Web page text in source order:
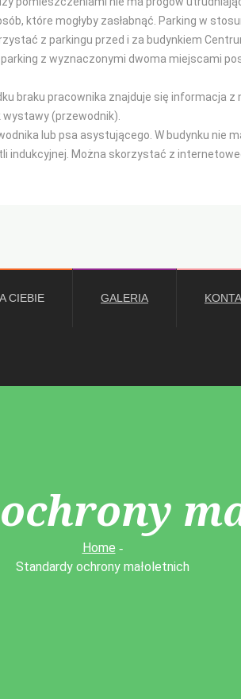
które mogłyby zasłabnąć. Parking w
z parkingu przed i za budynkiem
z wyznaczonymi dwoma miejscami
braku pracownika znajduje się informacja
(przewodnik).
lub psa asystującego. W budynku nie
indukcyjnej. Można skorzystać z
CIEBIE GALERIA
Home
Standardy ochrony małoletnich